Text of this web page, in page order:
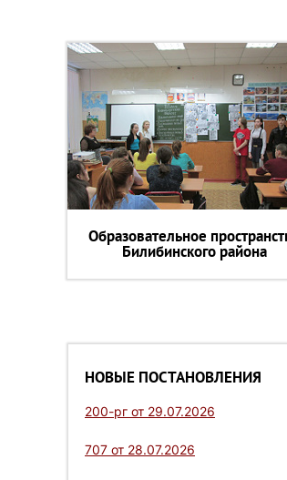
Образовательное
Билибинского района
НОВЫЕ ПОСТАНОВЛЕНИЯ
200-рг от 29.07.2026
707 от 28.07.2026